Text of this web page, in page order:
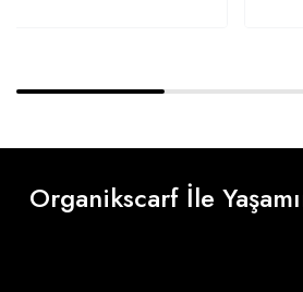
Organikscarf İle